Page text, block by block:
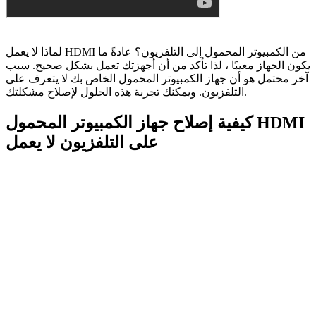
لماذا لا يعمل HDMI من الكمبيوتر المحمول إلى التلفزيون؟ عادةً ما
يكون الجهاز معيبًا ، لذا تأكد من أن أجهزتك تعمل بشكل صحيح. سبب
آخر محتمل هو أن جهاز الكمبيوتر المحمول الخاص بك لا يتعرف على
التلفزيون. ويمكنك تجربة هذه الحلول لإصلاح مشكلتك.
كيفية إصلاح جهاز الكمبيوتر المحمول HDMI
على التلفزيون لا يعمل